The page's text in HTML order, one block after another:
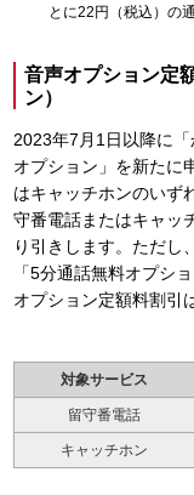
とに22円（税込）の
音声オプション定
ン）
2023年7月1日以降に
オプション」を新たに
はキャッチホンのいず
守番電話またはキャッ
り引きします。ただし
「5分通話無料オプシ
オプション定額料割引
対象サービス
留守番電話
キャッチホン